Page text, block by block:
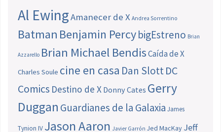
Al EwingAmanecer de X Andrea Sorrentino
Batman Benjamin PercybigEstreno Brian
Azzarello Brian Michael BendisCaída de X
Charles Soule cine en casa Dan SlottDC
Comics Destino de X Donny Cates Gerry
Duggan Guardianes de la Galaxia James
Tynion IV Jason Aaron Javier Garrón Jed MacKay Jeff